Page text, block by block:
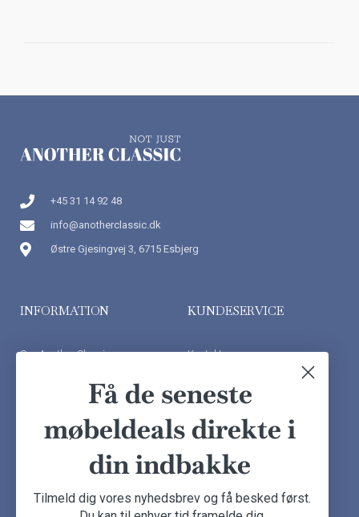
+45 31 14 92 48
info@anotherclassic.dk
Østre Gjesingvej 3, 6715 Esbjerg
INFORMATION
Om Another Classic
Handelsbetingelser
KUNDESERVICE
Kontakt os
Kundeudtalelser
Besøg showroom
Få de seneste
møbeldeals direkte i
din indbakke
Tilmeld dig vores nyhedsbrev og få besked først.